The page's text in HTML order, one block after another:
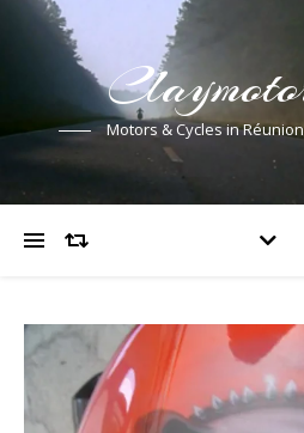
Motors & Cycles in